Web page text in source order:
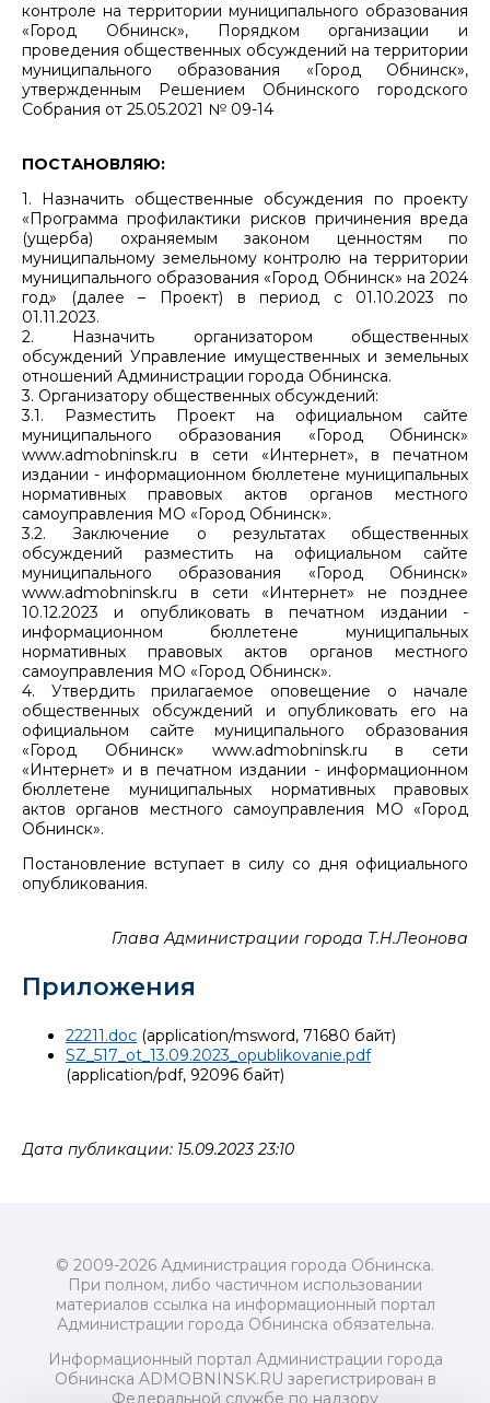
контроле на территории муниципального образования
«Город Обнинск», Порядком организации и
проведения общественных обсуждений на территории
муниципального образования «Город Обнинск»,
утвержденным Решением Обнинского городского
Собрания от 25.05.2021 № 09-14
ПОСТАНОВЛЯЮ:
1. Назначить общественные обсуждения по проекту
«Программа профилактики рисков причинения вреда
(ущерба) охраняемым законом ценностям по
муниципальному земельному контролю на территории
муниципального образования «Город Обнинск» на 2024
год» (далее – Проект) в период с 01.10.2023 по
01.11.2023.
2. Назначить организатором общественных
обсуждений Управление имущественных и земельных
отношений Администрации города Обнинска.
3. Организатору общественных обсуждений:
3.1. Разместить Проект на официальном сайте
муниципального образования «Город Обнинск»
www.admobninsk.ru в сети «Интернет», в печатном
издании - информационном бюллетене муниципальных
нормативных правовых актов органов местного
самоуправления МО «Город Обнинск».
3.2. Заключение о результатах общественных
обсуждений разместить на официальном сайте
муниципального образования «Город Обнинск»
www.admobninsk.ru в сети «Интернет» не позднее
10.12.2023 и опубликовать в печатном издании -
информационном бюллетене муниципальных
нормативных правовых актов органов местного
самоуправления МО «Город Обнинск».
4. Утвердить прилагаемое оповещение о начале
общественных обсуждений и опубликовать его на
официальном сайте муниципального образования
«Город Обнинск» www.admobninsk.ru в сети
«Интернет» и в печатном издании - информационном
бюллетене муниципальных нормативных правовых
актов органов местного самоуправления МО «Город
Обнинск».
Постановление вступает в силу со дня официального
опубликования.
Глава Администрации города Т.Н.Леонова
Приложения
22211.doc (application/msword, 71680 байт)
SZ_517_ot_13.09.2023_opublikovanie.pdf
(application/pdf, 92096 байт)
Дата публикации: 15.09.2023 23:10
© 2009-2026 Администрация города Обнинска.
При полном, либо частичном использовании
материалов ссылка на информационный портал
Администрации города Обнинска обязательна.
Информационный портал Администрации города
Обнинска ADMOBNINSK.RU зарегистрирован в
Федеральной службе по надзору